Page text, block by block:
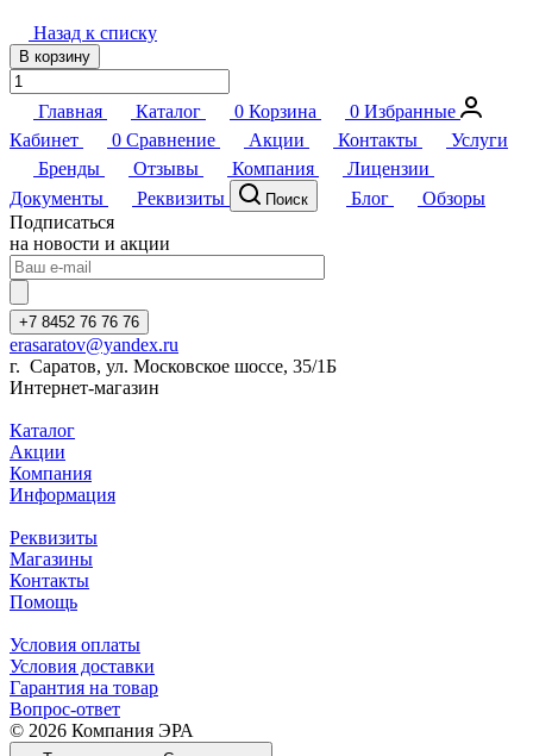
Назад к списку
В корзину
Главная Каталог 0 Корзина 0 Избранные
Кабинет
0 Сравнение Акции Контакты
Услуги
Бренды
Отзывы Компания
Лицензии
Документы
Реквизиты Поиск Блог
Обзоры
Подписаться
на новости и акции
+7 8452 76 76 76
erasaratov@yandex.ru
г. Саратов, ул. Московское шоссе, 35/1Б
Интернет-магазин
Каталог
Акции
Компания
Информация
Реквизиты
Магазины
Контакты
Помощь
Условия оплаты
Условия доставки
Гарантия на товар
Вопрос-ответ
© 2026 Компания ЭРА